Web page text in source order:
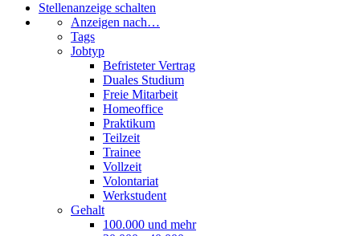
Stellenanzeige schalten
Anzeigen nach…
Tags
Jobtyp
Befristeter Vertrag
Duales Studium
Freie Mitarbeit
Homeoffice
Praktikum
Teilzeit
Trainee
Vollzeit
Volontariat
Werkstudent
Gehalt
100.000 und mehr